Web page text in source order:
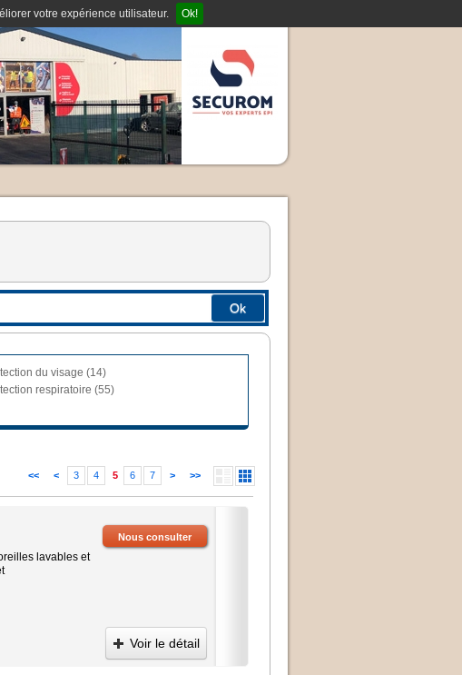
votre expérience utilisateur. Ok!
Ok
du visage (14)
respiratoire (55)
<< < 3 4 5 6 7 > >>
lavables et
Nous consulter
Voir le détail